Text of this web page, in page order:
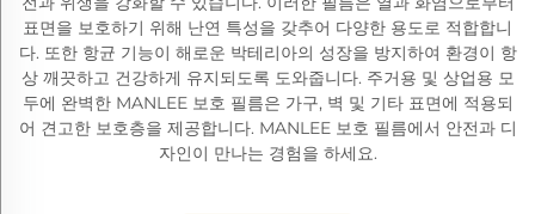
표면을 보호하기 위해 난연 특성을 갖추어 다양한 용도로 적합합니
다. 또한 항균 기능이 해로운 박테리아의 성장을 방지하여 환경이 항
상 깨끗하고 건강하게 유지되도록 도와줍니다. 주거용 및 상업용 모
두에 완벽한 MANLEE 보호 필름은 가구, 벽 및 기타 표면에 적용되
어 견고한 보호층을 제공합니다. MANLEE 보호 필름에서 안전과 디
자인이 만나는 경험을 하세요.